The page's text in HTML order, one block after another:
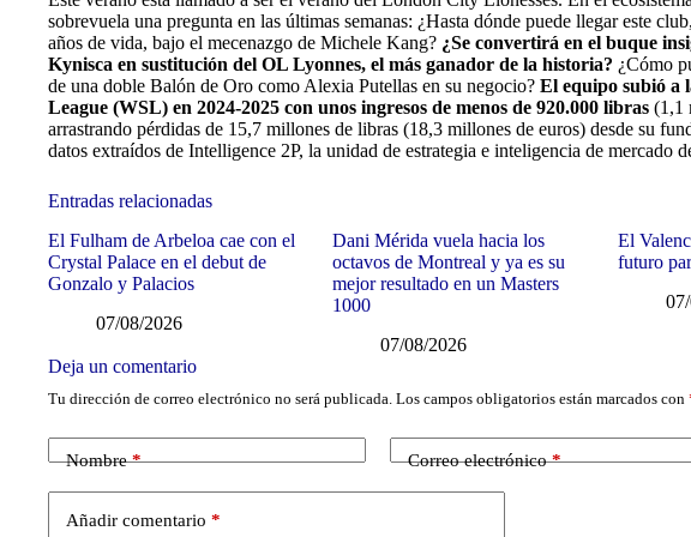
sobrevuela una pregunta en las últimas semanas: ¿Hasta dónde puede llegar este
años de vida, bajo el mecenazgo de Michele Kang? ¿Se convertirá en el buque
Kynisca en sustitución del OL Lyonnes, el más ganador de la historia? ¿Cómo
de una doble Balón de Oro como Alexia Putellas en su negocio? El equipo subió a
League (WSL) en 2024-2025 con unos ingresos de menos de 920.000 libras (1,1
arrastrando pérdidas de 15,7 millones de libras (18,3 millones de euros) desde su
datos extraídos de Intelligence 2P, la unidad de estrategia e inteligencia de mercado
Entradas relacionadas
El Fulham de Arbeloa cae con el
Crystal Palace en el debut de
Gonzalo y Palacios
07/08/2026
Dani Mérida vuela hacia los
octavos de Montreal y ya es su
mejor resultado en un Masters
1000
07/08/2026
El
futuro
Deja un comentario
Tu dirección de correo electrónico no será publicada. Los campos obligatorios están marcados con
Nombre* Correo electrónico*
Añadir comentario *